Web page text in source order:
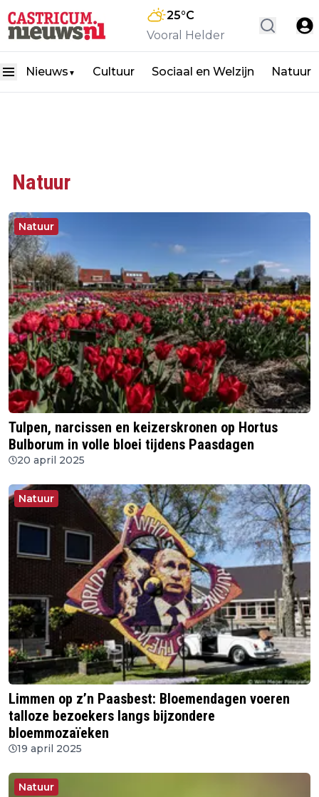
25°C
Vooral Helder
Nieuws ▼ Cultuur Sociaal en Welzijn Natuur
Natuur
Natuur
Tulpen, narcissen en keizerskronen op Hortus
Bulborum in volle bloei tijdens Paasdagen
20 april 2025
Natuur
Limmen op z’n Paasbest: Bloemendagen voeren
talloze bezoekers langs bijzondere
bloemmozaïeken
19 april 2025
Natuur